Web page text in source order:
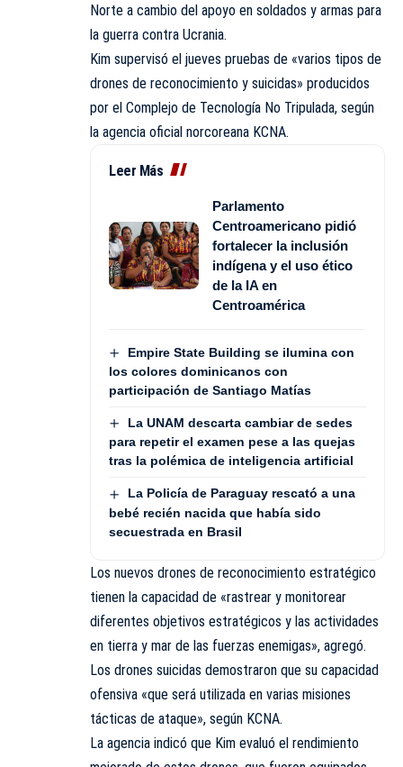
Norte a cambio del apoyo en soldados y armas para
la guerra contra Ucrania.
Kim supervisó el jueves pruebas de «varios tipos de
drones de reconocimiento y suicidas» producidos
por el Complejo de Tecnología No Tripulada, según
la agencia oficial norcoreana KCNA.
Leer Más
Parlamento
Centroamericano pidió
fortalecer la inclusión
indígena y el uso ético
de la IA en
Centroamérica
Empire State Building se ilumina con
los colores dominicanos con
participación de Santiago Matías
La UNAM descarta cambiar de sedes
para repetir el examen pese a las quejas
tras la polémica de inteligencia artificial
La Policía de Paraguay rescató a una
bebé recién nacida que había sido
secuestrada en Brasil
Los nuevos drones de reconocimiento estratégico
tienen la capacidad de «rastrear y monitorear
diferentes objetivos estratégicos y las actividades
en tierra y mar de las fuerzas enemigas», agregó.
Los drones suicidas demostraron que su capacidad
ofensiva «que será utilizada en varias misiones
tácticas de ataque», según KCNA.
La agencia indicó que Kim evaluó el rendimiento